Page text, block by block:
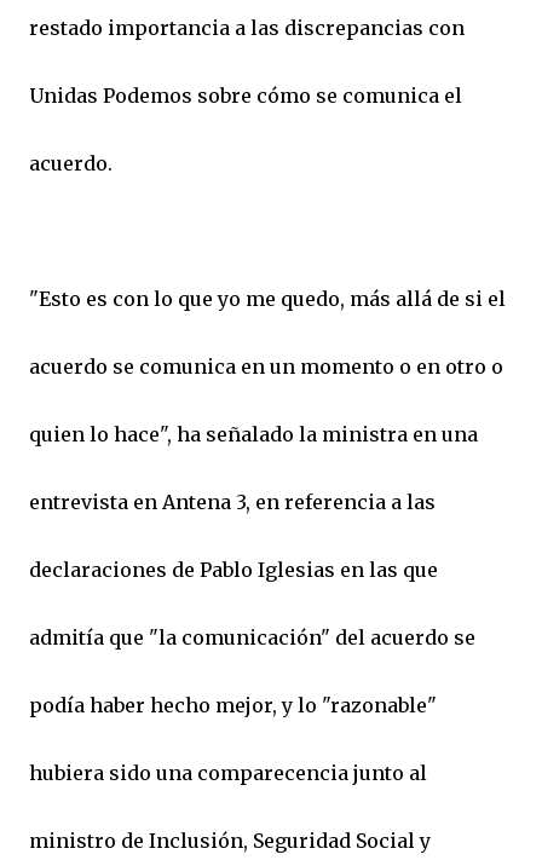
restado importancia a las discrepancias con
Unidas Podemos sobre cómo se comunica el
acuerdo.
"Esto es con lo que yo me quedo, más allá de si el
acuerdo se comunica en un momento o en otro o
quien lo hace", ha señalado la ministra en una
entrevista en Antena 3, en referencia a las
declaraciones de Pablo Iglesias en las que
admitía que "la comunicación" del acuerdo se
podía haber hecho mejor, y lo "razonable"
hubiera sido una comparecencia junto al
ministro de Inclusión, Seguridad Social y